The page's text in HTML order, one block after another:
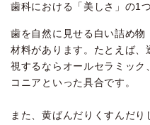
歯科における「美しさ」の1つ
歯を自然に見せる白い詰め
材料があります。たとえば
視するならオールセラミッ
コニアといった具合です。
また、黄ばんだりくすんだ